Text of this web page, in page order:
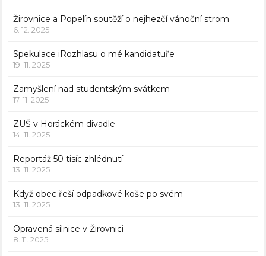
Žirovnice a Popelín soutěží o nejhezčí vánoční strom
6. 12. 2025
Spekulace iRozhlasu o mé kandidatuře
19. 11. 2025
Zamyšlení nad studentským svátkem
17. 11. 2025
ZUŠ v Horáckém divadle
14. 11. 2025
Reportáž 50 tisíc zhlédnutí
13. 11. 2025
Když obec řeší odpadkové koše po svém
13. 11. 2025
Opravená silnice v Žirovnici
8. 11. 2025